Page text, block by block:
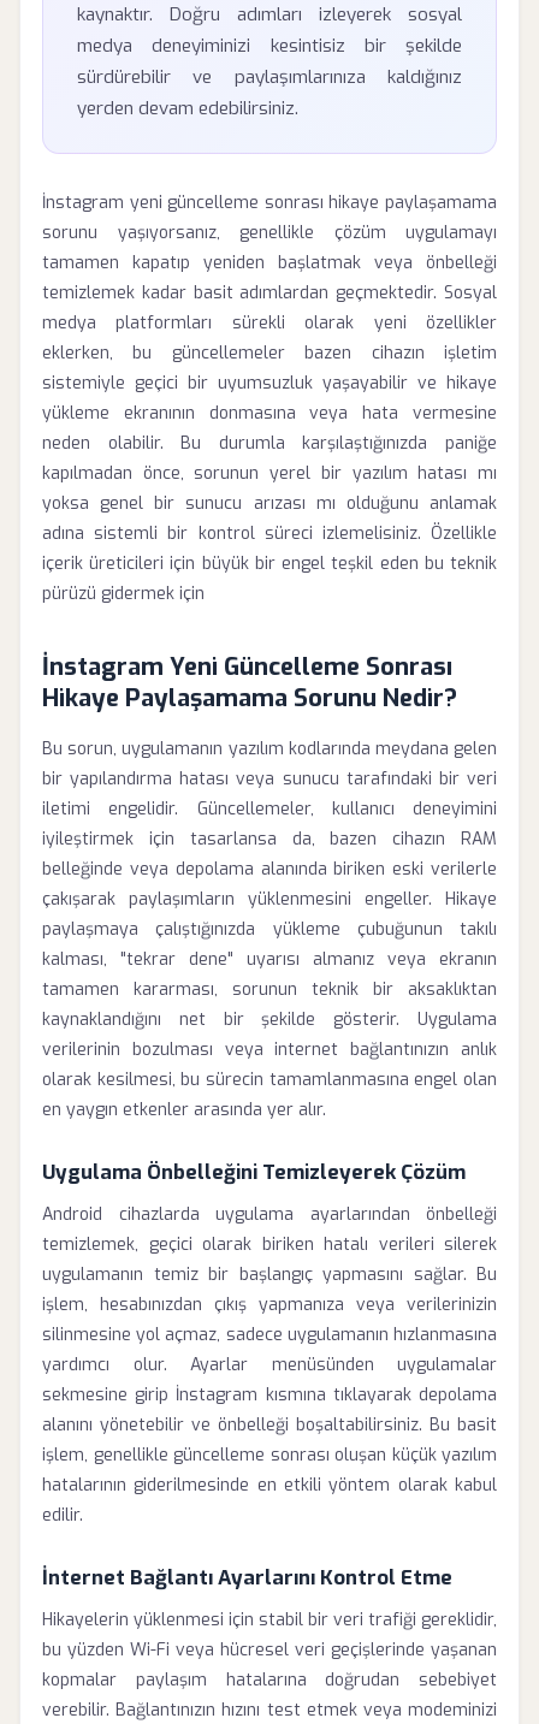
kaynaktır. Doğru adımları izleyerek sosyal
medya deneyiminizi kesintisiz bir şekilde
sürdürebilir ve paylaşımlarınıza kaldığınız
yerden devam edebilirsiniz.
İnstagram yeni güncelleme sonrası hikaye paylaşamama
sorunu yaşıyorsanız, genellikle çözüm uygulamayı
tamamen kapatıp yeniden başlatmak veya önbelleği
temizlemek kadar basit adımlardan geçmektedir. Sosyal
medya platformları sürekli olarak yeni özellikler
eklerken, bu güncellemeler bazen cihazın işletim
sistemiyle geçici bir uyumsuzluk yaşayabilir ve hikaye
yükleme ekranının donmasına veya hata vermesine
neden olabilir. Bu durumla karşılaştığınızda paniğe
kapılmadan önce, sorunun yerel bir yazılım hatası mı
yoksa genel bir sunucu arızası mı olduğunu anlamak
adına sistemli bir kontrol süreci izlemelisiniz. Özellikle
içerik üreticileri için büyük bir engel teşkil eden bu teknik
pürüzü gidermek için
İnstagram Yeni Güncelleme Sonrası
Hikaye Paylaşamama Sorunu Nedir?
Bu sorun, uygulamanın yazılım kodlarında meydana gelen
bir yapılandırma hatası veya sunucu tarafındaki bir veri
iletimi engelidir. Güncellemeler, kullanıcı deneyimini
iyileştirmek için tasarlansa da, bazen cihazın RAM
belleğinde veya depolama alanında biriken eski verilerle
çakışarak paylaşımların yüklenmesini engeller. Hikaye
paylaşmaya çalıştığınızda yükleme çubuğunun takılı
kalması, "tekrar dene" uyarısı almanız veya ekranın
tamamen kararması, sorunun teknik bir aksaklıktan
kaynaklandığını net bir şekilde gösterir. Uygulama
verilerinin bozulması veya internet bağlantınızın anlık
olarak kesilmesi, bu sürecin tamamlanmasına engel olan
en yaygın etkenler arasında yer alır.
Uygulama Önbelleğini Temizleyerek Çözüm
Android cihazlarda uygulama ayarlarından önbelleği
temizlemek, geçici olarak biriken hatalı verileri silerek
uygulamanın temiz bir başlangıç yapmasını sağlar. Bu
işlem, hesabınızdan çıkış yapmanıza veya verilerinizin
silinmesine yol açmaz, sadece uygulamanın hızlanmasına
yardımcı olur. Ayarlar menüsünden uygulamalar
sekmesine girip İnstagram kısmına tıklayarak depolama
alanını yönetebilir ve önbelleği boşaltabilirsiniz. Bu basit
işlem, genellikle güncelleme sonrası oluşan küçük yazılım
hatalarının giderilmesinde en etkili yöntem olarak kabul
edilir.
İnternet Bağlantı Ayarlarını Kontrol Etme
Hikayelerin yüklenmesi için stabil bir veri trafiği gereklidir,
bu yüzden Wi-Fi veya hücresel veri geçişlerinde yaşanan
kopmalar paylaşım hatalarına doğrudan sebebiyet
verebilir. Bağlantınızın hızını test etmek veya modeminizi